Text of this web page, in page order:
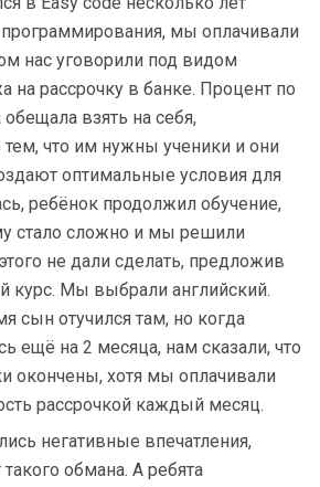
программирования, мы оплачивали
нас уговорили под видом
на рассрочку в банке. Процент по
взять на себя,
что им нужны ученики и они
оптимальные условия для
ребёнок продолжил обучение,
стало сложно и мы решили
не дали сделать, предложив
курс. Мы выбрали английский.
сын отучился там, но когда
ещё на 2 месяца, нам сказали, что
окончены, хотя мы оплачивали
рассрочкой каждый месяц.
негативные впечатления,
обмана. А ребята